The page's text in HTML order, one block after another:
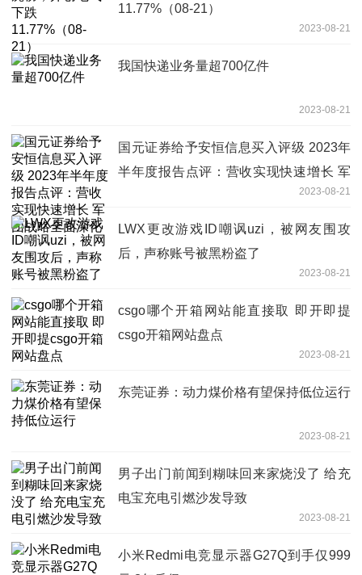
11.77%（08-21）
2023-08-21
我国快递业务量超700亿件
2023-08-21
国元证券给予安恒信息买入评级 2023年
半年度报告点评：营收实现快速增长 军
2023-08-21
LWX更改游戏ID嘲讽uzi，被网友围攻
后，声称账号被黑粉盗了
2023-08-21
csgo哪个开箱网站能直接取 即开即提
csgo开箱网站盘点
2023-08-21
东莞证券：动力煤价格有望保持低位运行
2023-08-21
男子出门前闻到糊味回来家烧没了 给充
电宝充电引燃沙发导致
2023-08-21
小米Redmi电竞显示器G27Q到手仅999